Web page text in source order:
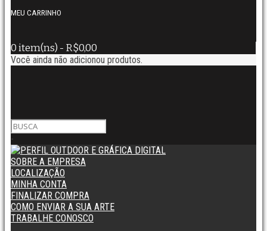
MEU CARRINHO
0 item(ns) - R$0,00
Você ainda não adicionou produtos.
-
SOBRE A EMPRESA
LOCALIZAÇÃO
MINHA CONTA
FINALIZAR COMPRA
COMO ENVIAR A SUA ARTE
TRABALHE CONOSCO